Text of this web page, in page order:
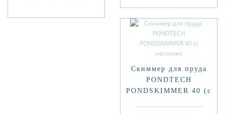
Скиммер для пруда
PONDTECH
PONDSKIMMER 40 (с